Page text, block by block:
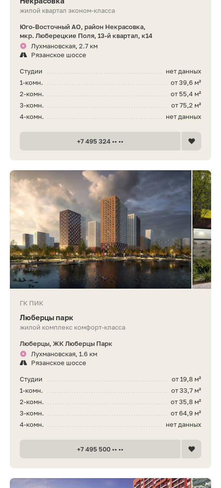
жилой квартал эконом-класса
Юго-Восточный АО, район Некрасовка,
мкр. Люберецкие Поля, 13-й квартал, к14
Лухмановская, 2.7 км
Рязанское шоссе
нет данных
Студии
от 39,6 м²
1-комн.
от 55,4 м²
2-комн.
от 75,2 м²
3-комн.
нет данных
4-комн.
+7 495 324 •• ••
ГК ПИК
Люберцы парк
жилой комплекс комфорт-класса
Люберцы, ЖК Люберцы Парк
Лухмановская, 1.6 км
Рязанское шоссе
от 19,8 м²
Студии
от 33,7 м²
1-комн.
от 35,8 м²
2-комн.
от 64,9 м²
3-комн.
нет данных
4-комн.
+7 495 500 •• ••